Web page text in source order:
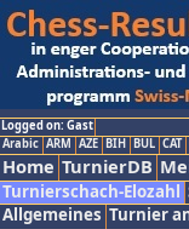
Logged on: Gast
Arabic ARM AZE BIH BUL CAT
Home TurnierDB
Turnierschach-Elozahl
Allgemeines Turnier